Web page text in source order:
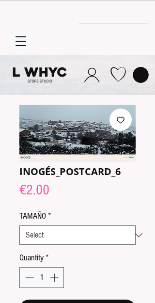
INOGÉS_POSTCARD_6
€2.00
TAMAÑO *
Quantity *